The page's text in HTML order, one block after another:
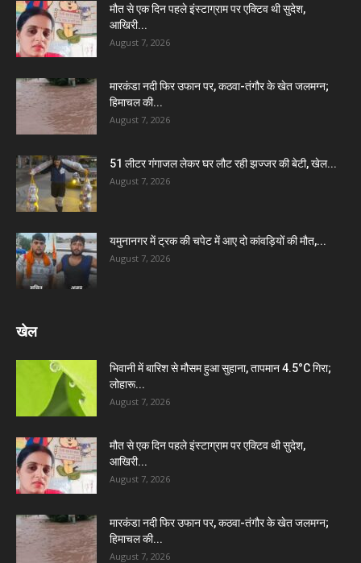
मौत से एक दिन पहले इंस्टाग्राम पर एक्टिव थी सुदेश,
आखिरी...
August 7, 2026
मारकंडा नदी फिर उफान पर, कठवा-तंगौर के खेत जलमग्न;
हिमाचल की...
August 7, 2026
51 लीटर गंगाजल लेकर घर लौट रही झज्जर की बेटी, खेल...
August 7, 2026
यमुनानगर में ट्रक की चपेट में आए दो कांवड़ियों की मौत,...
August 7, 2026
खेल
भिवानी में बारिश से मौसम हुआ सुहाना, तापमान 4.5°C गिरा;
लोहारू...
August 7, 2026
मौत से एक दिन पहले इंस्टाग्राम पर एक्टिव थी सुदेश,
आखिरी...
August 7, 2026
मारकंडा नदी फिर उफान पर, कठवा-तंगौर के खेत जलमग्न;
हिमाचल की...
August 7, 2026